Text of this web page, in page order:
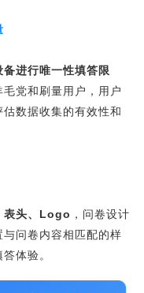
进行唯一性填答限
毛党和刷量用户，用户
数据收集的有效性和
表头、Logo ，问卷设计
问卷内容相匹配的样
体验。